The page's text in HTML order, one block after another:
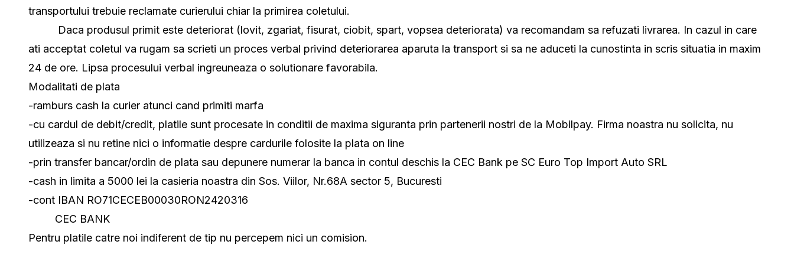
transportului trebuie reclamate curierului chiar la primirea coletului.
Daca produsul primit este deteriorat (lovit, zgariat, fisurat, ciobit, spart, vopsea deteriorata) va recomandam sa refuzati livrarea. In cazul in care
ati acceptat coletul va rugam sa scrieti un proces verbal privind deteriorarea aparuta la transport si sa ne aduceti la cunostinta in scris situatia in maxim
24 de ore. Lipsa procesului verbal ingreuneaza o solutionare favorabila.
Modalitati de plata
-ramburs cash la curier atunci cand primiti marfa
-cu cardul de debit/credit, platile sunt procesate in conditii de maxima siguranta prin partenerii nostri de la Mobilpay. Firma noastra nu solicita, nu
utilizeaza si nu retine nici o informatie despre cardurile folosite la plata on line
-prin transfer bancar/ordin de plata sau depunere numerar la banca in contul deschis la CEC Bank pe SC Euro Top Import Auto SRL
-cash in limita a 5000 lei la casieria noastra din Sos. Viilor, Nr.68A sector 5, Bucuresti
-cont IBAN RO71CECEB00030RON2420316
CEC BANK
Pentru platile catre noi indiferent de tip nu percepem nici un comision.